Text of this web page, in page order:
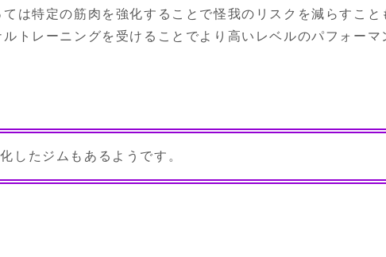
ては特定の筋肉を強化することで怪我のリスクを減らすこ
トレーニングを受けることでより高いレベルのパフォーマ
したジムもあるようです。